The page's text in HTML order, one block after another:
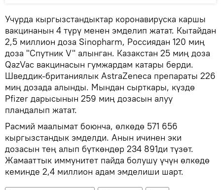
Учурда кыргызстандыктар коронавируска каршы
вакцинанын 4 түрү менен эмделип жатат. Кытайдан
2,5 миллион доза Sinopharm, Россиядан 120 миң
доза "Спутник V" алынган. Казакстан 25 миң доза
QazVac вакцинасын гумжардам катары берди.
Шведдик-британиялык AstraZeneca препараты 226
миң дозада алынды. Мындан сырткары, күздө
Pfizer дарысынын 259 миң дозасын алуу
пландалып жатат.
Расмий маалымат боюнча, өлкөдө 571 656
кыргызстандык эмделди. Анын ичинен эки
дозасын тең алып бүткөндөр 234 891ди түзөт.
Жамааттык иммунитет пайда болушу үчүн өлкөдө
кеминде 2,4 миллион адам эмделиши шарт.